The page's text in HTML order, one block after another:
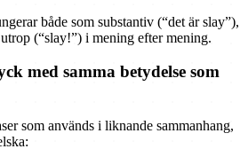
både som substantiv (“det är slay”),
(“slay!”) i mening efter mening.
med samma betydelse som
som används i liknande sammanhang,